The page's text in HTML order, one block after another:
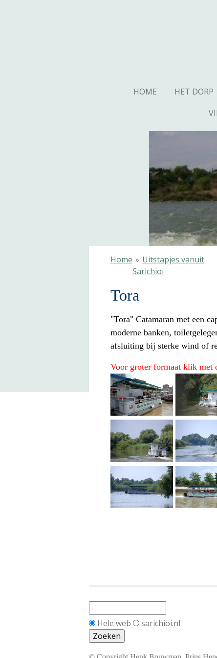
HOME HET DORP
Home » Uitstapjes vanuit
Sarichioi
Tora
"Tora" Catamaran met een
moderne banken,
afsluiting bij sterke wind of
Voor groter formaat klik met
Hele web sarichioi.nl